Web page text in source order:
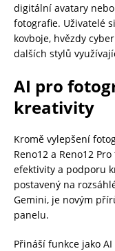
digitální avatary
fotografie. Uživatelé
kovboje, hvězdy
dalších stylů
AI pro
kreativity
Kromě vylepšení
Reno12 a Reno12
efektivity a podporu
postavený na
Gemini, je novým
panelu.
Přináší funkce jako